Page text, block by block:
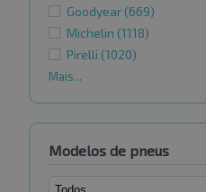
Goodyear (669)
Michelin (1118)
Pirelli (1020)
Mais...
Modelos de pneus